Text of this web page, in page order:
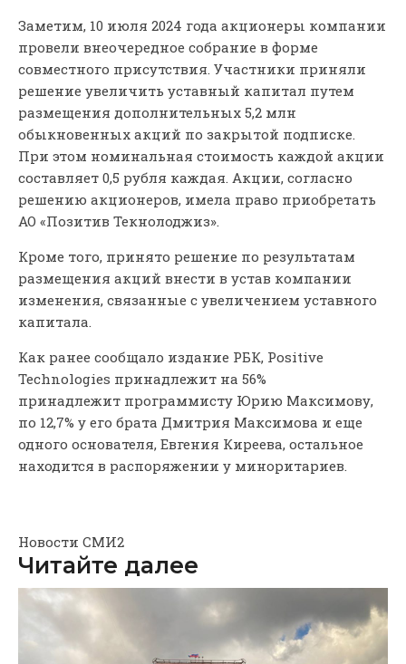
Заметим, 10 июля 2024 года акционеры компании
провели внеочередное собрание в форме
совместного присутствия. Участники приняли
решение увеличить уставный капитал путем
размещения дополнительных 5,2 млн
обыкновенных акций по закрытой подписке.
При этом номинальная стоимость каждой акции
составляет 0,5 рубля каждая. Акции, согласно
решению акционеров, имела право приобретать
АО «Позитив Текнолоджиз».
Кроме того, принято решение по результатам
размещения акций внести в устав компании
изменения, связанные с увеличением уставного
капитала.
Как ранее сообщало издание РБК, Positive
Technologies принадлежит на 56%
принадлежит программисту Юрию Максимову,
по 12,7% у его брата Дмитрия Максимова и еще
одного основателя, Евгения Киреева, остальное
находится в распоряжении у миноритариев.
Новости СМИ2
Читайте далее